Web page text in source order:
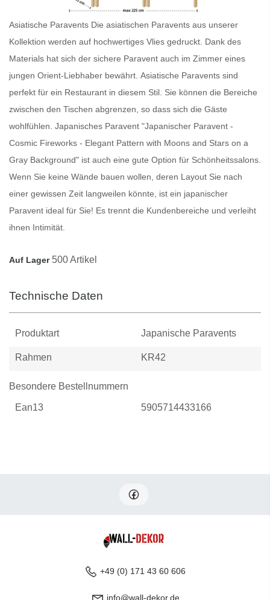
Asiatische Paravents Die asiatischen Paravents aus unserer
Kollektion werden auf hochwertiges Vlies gedruckt. Dank des
Materials hat sich der sichere Paravent auch im Zimmer eines
jungen Orient-Liebhaber bewährt. Asiatische Paravents sind
perfekt für ein Restaurant in diesem Stil. Sie können die Bereiche
zwischen den Tischen abgrenzen, so dass sich die Gäste
wohlfühlen. Japanisches Paravent "Japanischer Paravent -
Cosmic Fireworks - Elegant Pattern with Moons and Stars on a
Gray Background" ist auch eine gute Option für Schönheitssalons.
Wenn Sie keine Wände bauen wollen, deren Layout Sie nach
einer gewissen Zeit langweilen könnte, ist ein japanischer
Paravent ideal für Sie! Es trennt die Kundenbereiche und verleiht
ihnen Intimität.
Auf Lager 500 Artikel
Technische Daten
Produktart Japanische Paravents
Rahmen KR42
Besondere Bestellnummern
Ean13 5905714433166
+49 (0) 171 43 60 606
info@wall-dekor.de